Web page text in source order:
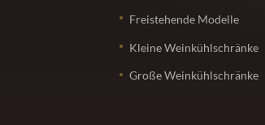
Freistehende Modelle
Kleine Weinkühlschränke
Große Weinkühlschränke